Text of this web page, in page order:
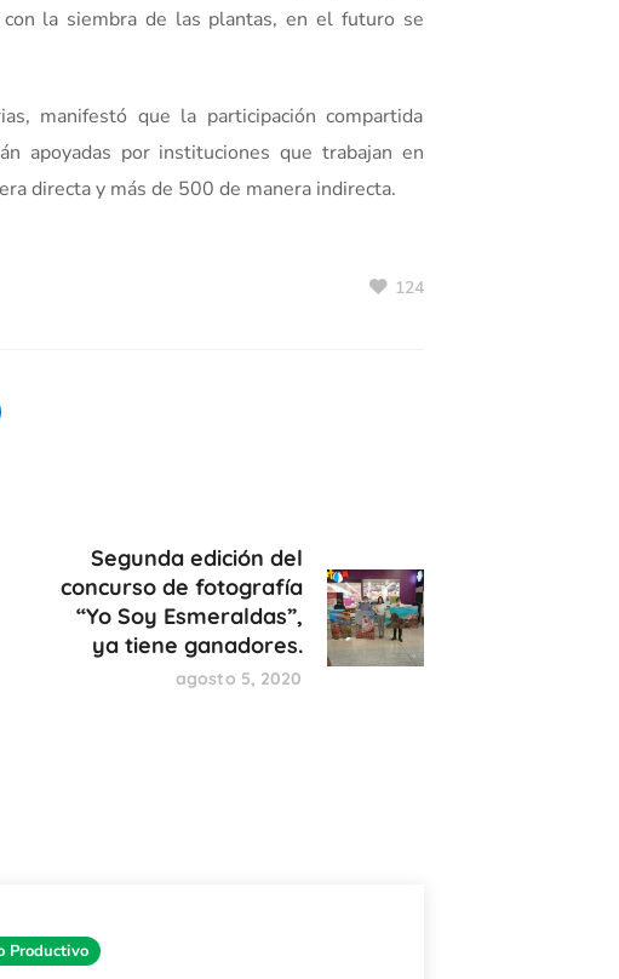
la siembra de las plantas, en el futuro se
manifestó que la participación compartida
apoyadas por instituciones que trabajan en
directa y más de 500 de manera indirecta.
124
Segunda edición del
concurso de fotografía
“Yo Soy Esmeraldas”,
ya tiene ganadores.
agosto 5, 2020
Productivo